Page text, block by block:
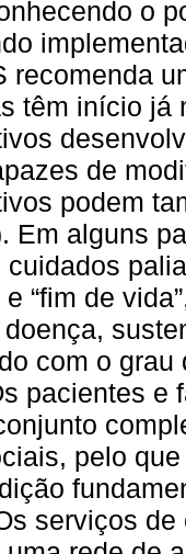
o
recomenda
têm início já
de
podem
Em alguns
e “fim de
com o
pacientes e
pelo
serviços